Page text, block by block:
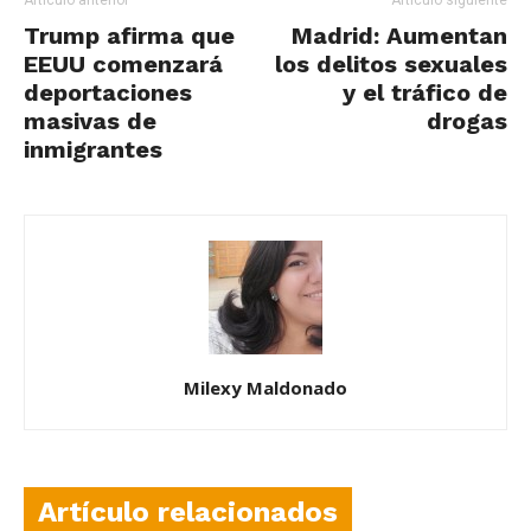
Trump afirma que
EEUU comenzará
deportaciones
masivas de
inmigrantes
Madrid: Aumentan
los delitos sexuales
y el tráfico de
drogas
Milexy Maldonado
Artículo relacionados